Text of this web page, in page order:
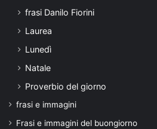
frasi Danilo Fiorini
Laurea
Lunedì
Natale
Proverbio del giorno
frasi e immagini
Frasi e immagini del buongiorno